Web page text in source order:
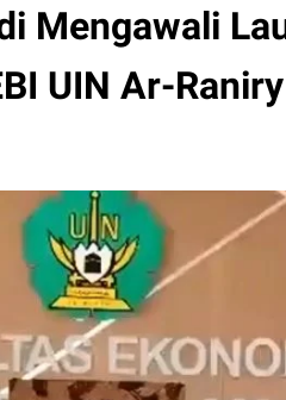
Mengawali
UIN Ar-Raniry